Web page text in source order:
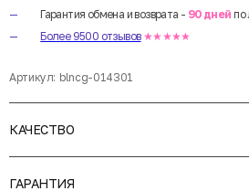
Гарантия обмена и возврата - 90 дней по
Более 9500 отзывов ★★★★★
Артикул: blncg-014301
КАЧЕСТВО
ГАРАНТИЯ